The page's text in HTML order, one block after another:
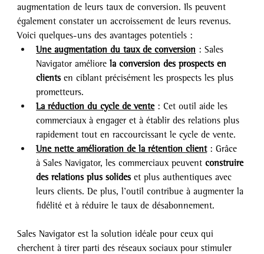
augmentation de leurs taux de conversion. Ils peuvent
également constater un accroissement de leurs revenus.
Voici quelques-uns des avantages potentiels :
Une augmentation du taux de conversion : Sales
Navigator améliore la conversion des prospects en
clients en ciblant précisément les prospects les plus
prometteurs.
La réduction du cycle de vente : Cet outil aide les
commerciaux à engager et à établir des relations plus
rapidement tout en raccourcissant le cycle de vente.
Une nette amélioration de la rétention client : Grâce
à Sales Navigator, les commerciaux peuvent construire
des relations plus solides et plus authentiques avec
leurs clients. De plus, l’outil contribue à augmenter la
fidélité et à réduire le taux de désabonnement.
Sales Navigator est la solution idéale pour ceux qui
cherchent à tirer parti des réseaux sociaux pour stimuler